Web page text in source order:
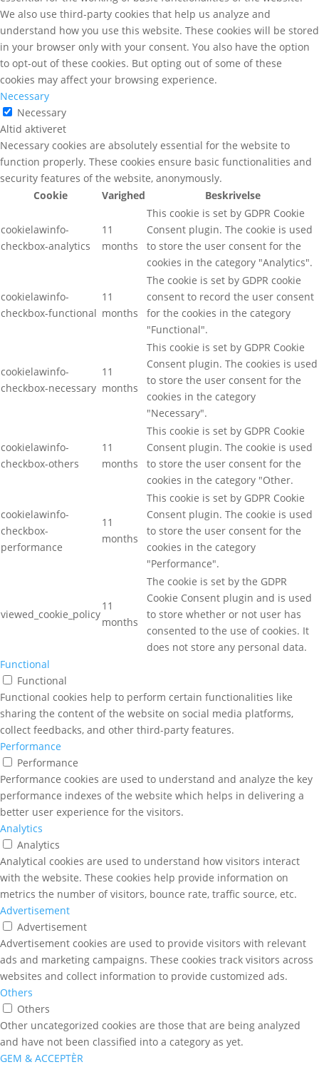
We also use third-party cookies that help us analyze and
understand how you use this website. These cookies will be stored
in your browser only with your consent. You also have the option
to opt-out of these cookies. But opting out of some of these
cookies may affect your browsing experience.
Necessary
Necessary
Altid aktiveret
Necessary cookies are absolutely essential for the website to
function properly. These cookies ensure basic functionalities and
security features of the website, anonymously.
Cookie
Varighed Beskrivelse
cookielawinfo-
checkbox-analytics
11
months
This cookie is set by GDPR Cookie
Consent plugin. The cookie is used
to store the user consent for the
cookies in the category "Analytics".
cookielawinfo-
checkbox-functional
11
months
The cookie is set by GDPR cookie
consent to record the user consent
for the cookies in the category
"Functional".
cookielawinfo-
checkbox-necessary
11
months
This cookie is set by GDPR Cookie
Consent plugin. The cookies is used
to store the user consent for the
cookies in the category
"Necessary".
cookielawinfo-
checkbox-others
11
months
This cookie is set by GDPR Cookie
Consent plugin. The cookie is used
to store the user consent for the
cookies in the category "Other.
cookielawinfo-
checkbox-
performance
11
months
This cookie is set by GDPR Cookie
Consent plugin. The cookie is used
to store the user consent for the
cookies in the category
"Performance".
viewed_cookie_policy
11
months
The cookie is set by the GDPR
Cookie Consent plugin and is used
to store whether or not user has
consented to the use of cookies. It
does not store any personal data.
Functional
Functional
Functional cookies help to perform certain functionalities like
sharing the content of the website on social media platforms,
collect feedbacks, and other third-party features.
Performance
Performance
Performance cookies are used to understand and analyze the key
performance indexes of the website which helps in delivering a
better user experience for the visitors.
Analytics
Analytics
Analytical cookies are used to understand how visitors interact
with the website. These cookies help provide information on
metrics the number of visitors, bounce rate, traffic source, etc.
Advertisement
Advertisement
Advertisement cookies are used to provide visitors with relevant
ads and marketing campaigns. These cookies track visitors across
websites and collect information to provide customized ads.
Others
Others
Other uncategorized cookies are those that are being analyzed
and have not been classified into a category as yet.
GEM & ACCEPTÈR